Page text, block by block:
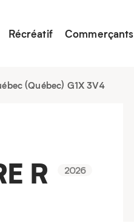
Récréatif Commerçants
(Québec) G1X 3V4
R
2026